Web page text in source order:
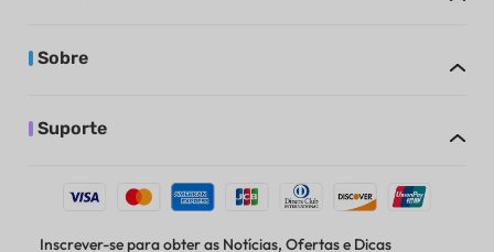
Sobre
Suporte
Inscrever-se para obter as Notícias, Ofertas e Dicas